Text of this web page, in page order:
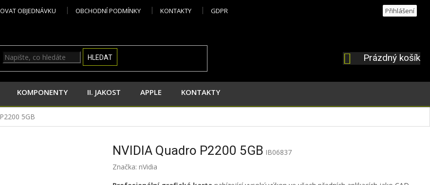
OBJEDNÁVKU OBCHODNÍ PODMÍNKY KONTAKTY GDPR Přihlášení
HLEDAT
NÁKUPNÍ
Prázdný košík
KOMPONENTY II. JAKOST APPLE KONTAKTY
5GB
NVIDIA Quadro P2200 5GB IB06837
Značka: nVidia